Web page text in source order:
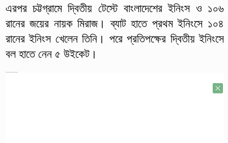
এরপর চট্টগ্রামে দ্বিতীয় টেস্টে বাংলাদেশের ইনিংস ও ১০৬
রানের জয়ের নায়ক মিরাজ। ব্যাট হাতে প্রথম ইনিংসে ১০৪
রানের ইনিংস খেলেন তিনি। পরে প্রতিপক্ষের দ্বিতীয় ইনিংসে
বল হাতে নেন ৫ উইকেট।